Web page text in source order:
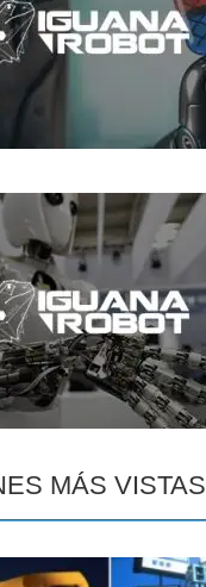
MÁS VISTAS